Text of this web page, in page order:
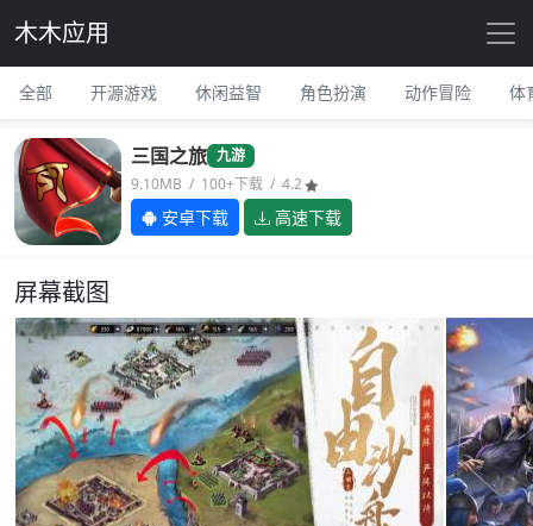
木木应用
全部 开源游戏 休闲益智 角色扮演 动作冒险 体
三国之旅 九游
9.10MB / 100+下载 / 4.2
安卓下载 高速下载
屏幕截图